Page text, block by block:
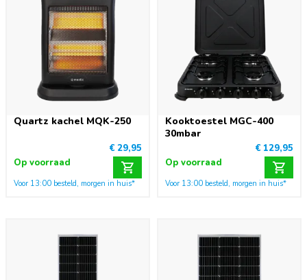
Quartz kachel MQK-250
€ 29,95
Op voorraad
Voor 13:00 besteld, morgen in huis*
Kooktoestel MGC-400
30mbar
€ 129,95
Op voorraad
Voor 13:00 besteld, morgen in huis*